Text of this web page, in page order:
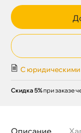
С
Скидка 5% при заказе
Описание